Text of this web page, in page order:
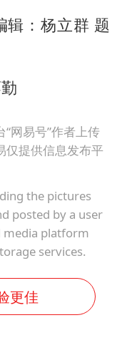
辑：杨立群 题
网易号”作者上传
仅提供信息发布平
the pictures
posted by a user
media platform
services.
更佳